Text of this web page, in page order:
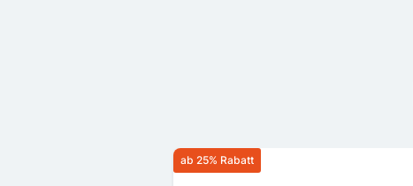
ab 25% Rabatt